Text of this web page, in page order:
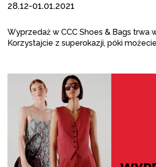
28.12-01.01.2021
Wyprzedaż w CCC Shoes & Bags trwa
Korzystajcie z superokazji, póki